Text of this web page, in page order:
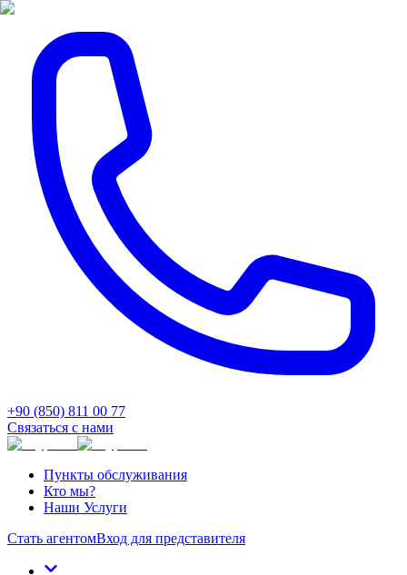
+90 (850) 811 00 77
Связаться с нами
Пункты обслуживания
Кто мы?
Наши Услуги
Стать агентомВход для представителя